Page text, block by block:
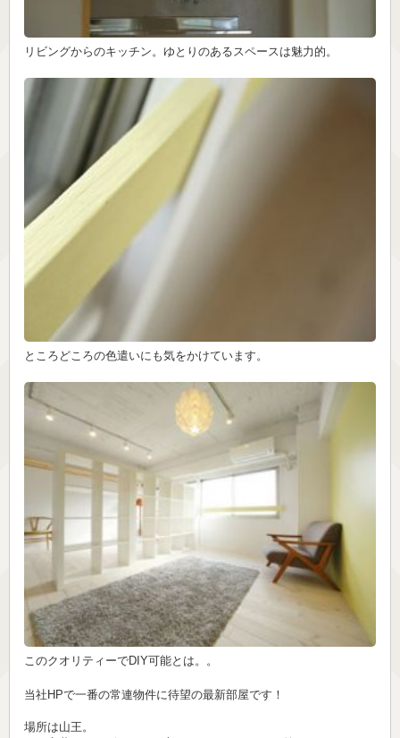
当社HPで一番の常連物件に待望の最新部屋です！
場所は山王。
リビングからのキッチン。ゆとりのあるスペースは魅力的。
ところどころの色遣いにも気をかけています。
このクオリティーでDIY可能とは。。